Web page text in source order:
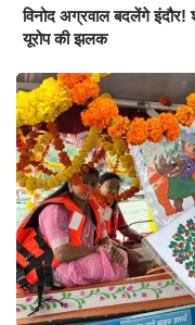
विनोद अग्रवाल बदलेंगे
यूरोप की झलक